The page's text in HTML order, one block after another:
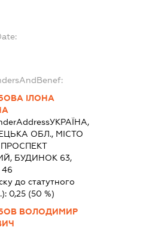
ІЛОНА
УКРАЇНА,
ОБЛ., МІСТО
БУДИНОК 63,
до статутного
0,25 (50 %)
ВОЛОДИМИР